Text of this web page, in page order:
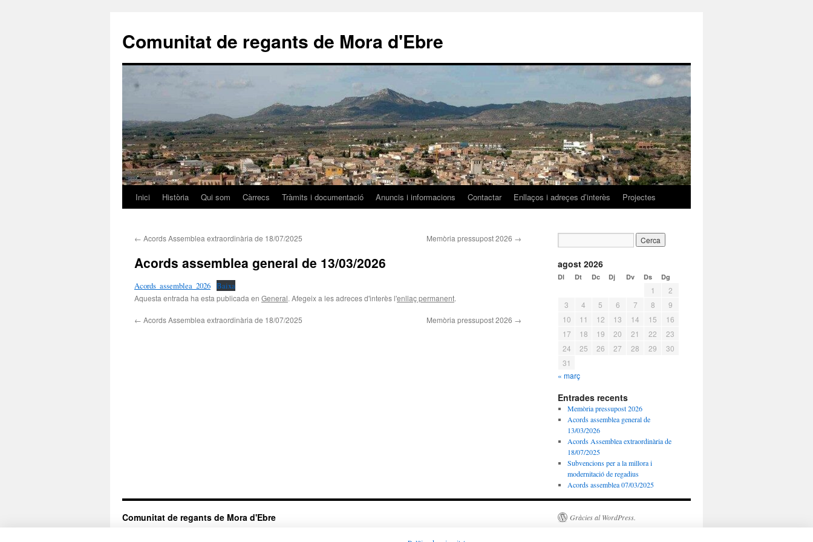
Comunitat de regants de Mora d'Ebre
Vés
contingut
Inici Història Qui som Càrrecs Tràmits i documentació Anuncis i informacions Contactar Enllaços i adreçes d’interès Projectes
← Acords Assemblea extraordinària de 18/07/2025 Memòria pressupost 2026 →
Acords assemblea general de 13/03/2026
Acords_assemblea_2026 Baixa
Aquesta entrada ha esta publicada en General. Afegeix a les adreces d'interès l'enllaç permanent.
← Acords Assemblea extraordinària de 18/07/2025 Memòria pressupost 2026 →
agost 2026
Dl Dt Dc Dj Dv Ds Dg
1
2
3
4 5 6 7 8
9
10
11 12 13 14 15
16
17
18 19 20 21 22
23
24
25 26 27 28 29
30
31
« març
Entrades recents
Memòria pressupost 2026
Acords assemblea general de
13/03/2026
Acords Assemblea extraordinària de
18/07/2025
Subvencions per a la millora i
modernitació de regadius
Acords assemblea 07/03/2025
Comunitat de regants de Mora d'Ebre Gràcies al WordPress.